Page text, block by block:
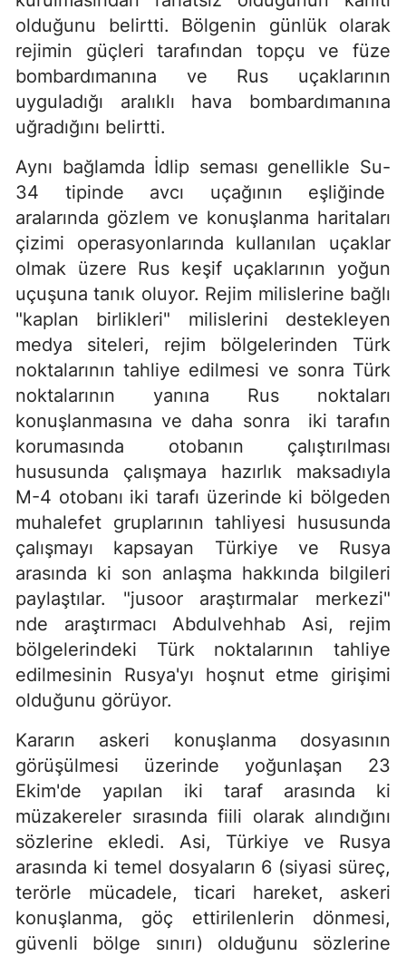
olduğunu belirtti. Bölgenin günlük olarak
rejimin güçleri tarafından topçu ve füze
bombardımanına ve Rus uçaklarının
uyguladığı aralıklı hava bombardımanına
uğradığını belirtti.
Aynı bağlamda İdlip seması genellikle Su-
34 tipinde avcı uçağının eşliğinde
aralarında gözlem ve konuşlanma haritaları
çizimi operasyonlarında kullanılan uçaklar
olmak üzere Rus keşif uçaklarının yoğun
uçuşuna tanık oluyor. Rejim milislerine bağlı
"kaplan birlikleri" milislerini destekleyen
medya siteleri, rejim bölgelerinden Türk
noktalarının tahliye edilmesi ve sonra Türk
noktalarının yanına Rus noktaları
konuşlanmasına ve daha sonra iki tarafın
korumasında otobanın çalıştırılması
hususunda çalışmaya hazırlık maksadıyla
M-4 otobanı iki tarafı üzerinde ki bölgeden
muhalefet gruplarının tahliyesi hususunda
çalışmayı kapsayan Türkiye ve Rusya
arasında ki son anlaşma hakkında bilgileri
paylaştılar. "jusoor araştırmalar merkezi"
nde araştırmacı Abdulvehhab Asi, rejim
bölgelerindeki Türk noktalarının tahliye
edilmesinin Rusya'yı hoşnut etme girişimi
olduğunu görüyor.
Kararın askeri konuşlanma dosyasının
görüşülmesi üzerinde yoğunlaşan 23
Ekim'de yapılan iki taraf arasında ki
müzakereler sırasında fiili olarak alındığını
sözlerine ekledi. Asi, Türkiye ve Rusya
arasında ki temel dosyaların 6 (siyasi süreç,
terörle mücadele, ticari hareket, askeri
konuşlanma, göç ettirilenlerin dönmesi,
güvenli bölge sınırı) olduğunu sözlerine